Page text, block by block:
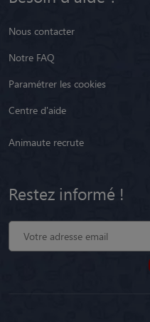
Nous contacter
Notre FAQ
Paramétrer les cookies
Centre d'aide
Animaute recrute
Restez informé !